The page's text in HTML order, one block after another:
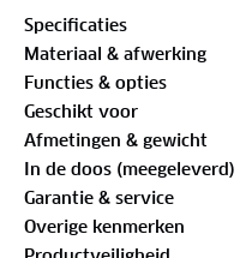
Geschikt voor 2
fietsendrager 2
fietstypes.
Kantelfunctie
kofferbak met
Inklapbaar ontwerp
en compact op te
Stevige
Specificaties
Materiaal & afwerking
Functies & opties
Geschikt voor
Afmetingen & gewicht
In de doos (meegeleverd)
Garantie & service
Overige kenmerken